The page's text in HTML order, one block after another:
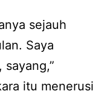
sejauh
Saya
itu menerusi